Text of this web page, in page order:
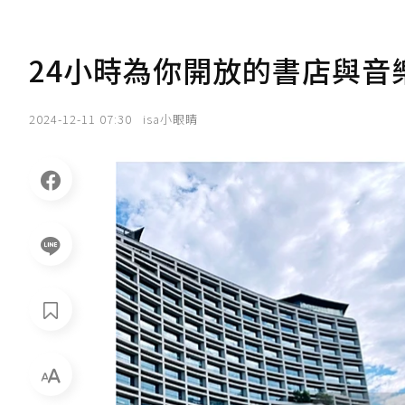
24小時為你開放的書店與音
2024-12-11 07:30 isa小眼睛